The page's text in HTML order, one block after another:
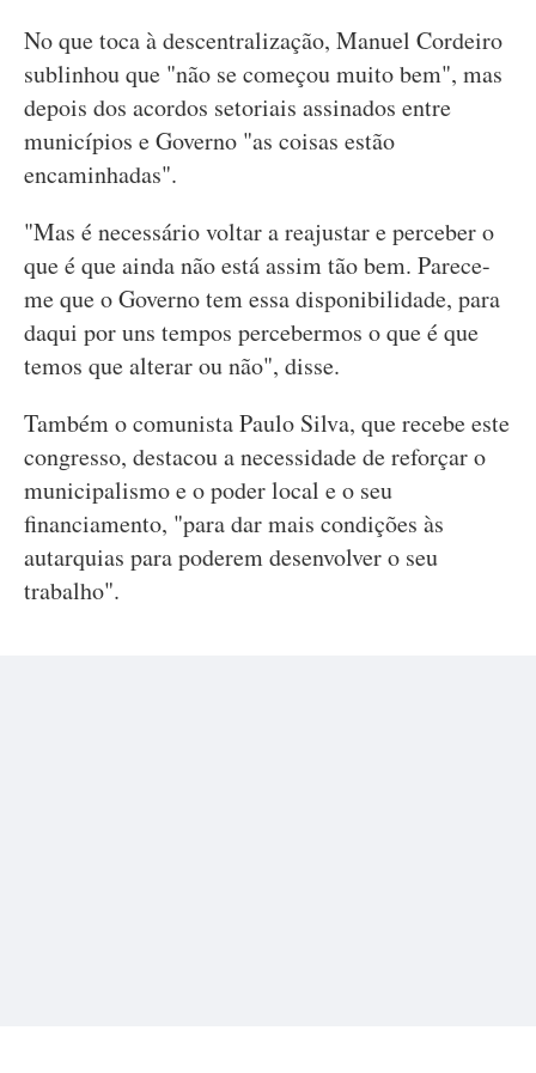
No que toca à descentralização, Manuel Cordeiro
sublinhou que "não se começou muito bem", mas
depois dos acordos setoriais assinados entre
municípios e Governo "as coisas estão
encaminhadas".
"Mas é necessário voltar a reajustar e perceber o
que é que ainda não está assim tão bem. Parece-
me que o Governo tem essa disponibilidade, para
daqui por uns tempos percebermos o que é que
temos que alterar ou não", disse.
Também o comunista Paulo Silva, que recebe este
congresso, destacou a necessidade de reforçar o
municipalismo e o poder local e o seu
financiamento, "para dar mais condições às
autarquias para poderem desenvolver o seu
trabalho".